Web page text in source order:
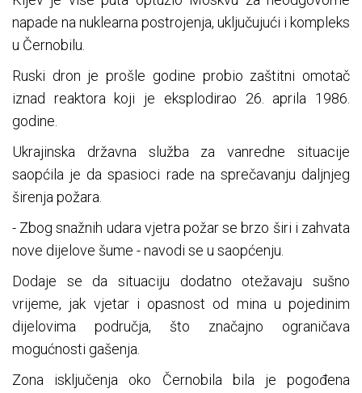
napade na nuklearna postrojenja, uključujući i kompleks
u Černobilu.
Ruski dron je prošle godine probio zaštitni omotač
iznad reaktora koji je eksplodirao 26. aprila 1986.
godine.
Ukrajinska državna služba za vanredne situacije
saopćila je da spasioci rade na sprečavanju daljnjeg
širenja požara.
- Zbog snažnih udara vjetra požar se brzo širi i zahvata
nove dijelove šume - navodi se u saopćenju.
Dodaje se da situaciju dodatno otežavaju sušno
vrijeme, jak vjetar i opasnost od mina u pojedinim
dijelovima područja, što značajno ograničava
mogućnosti gašenja.
Zona isključenja oko Černobila bila je pogođena